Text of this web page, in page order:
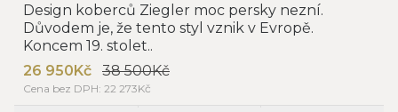
Design koberců Ziegler moc persky nezní.
Důvodem je, že tento styl vznik v Evropě.
Koncem 19. stolet..
26 950Kč
38 500Kč
Cena bez DPH: 22 273Kč